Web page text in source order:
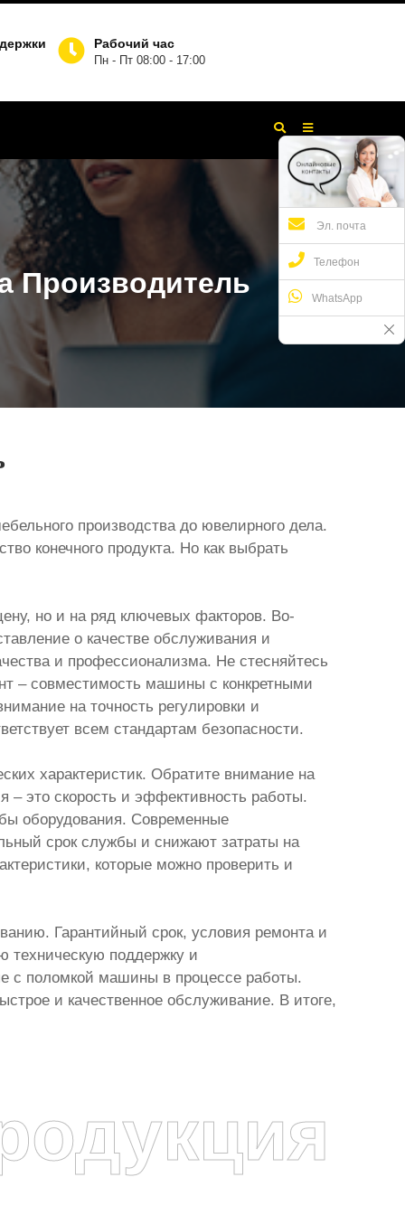
Рабочий час
Пн - Пт 08:00 - 17:00
Производитель
производства до ювелирного дела.
конечного продукта. Но как выбрать
но и на ряд ключевых факторов. Во-
о качестве обслуживания и
и профессионализма. Не стесняйтесь
– совместимость машины с конкретными
на точность регулировки и
всем стандартам безопасности.
характеристик. Обратите внимание на
– это скорость и эффективность работы.
оборудования. Современные
срок службы и снижают затраты на
которые можно проверить и
Гарантийный срок, условия ремонта и
техническую поддержку и
с поломкой машины в процессе работы.
и качественное обслуживание. В итоге,
Эл. почта
Телефон
WhatsApp